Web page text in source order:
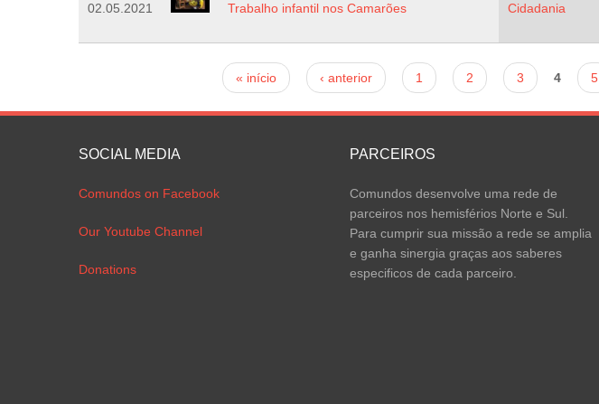
02.05.2021 Trabalho infantil nos Camarões Cidadania
« início ‹ anterior 1 2 3 4 5
SOCIAL MEDIA
Comundos on Facebook
Our Youtube Channel
Donations
PARCEIROS
Comundos desenvolve uma rede de
parceiros nos hemisférios Norte e Sul.
Para cumprir sua missão a rede se amplia
e ganha sinergia graças aos saberes
especificos de cada parceiro.